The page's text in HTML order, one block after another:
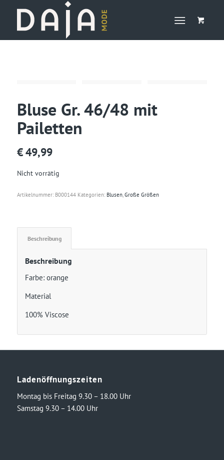
Bluse Gr. 46/48 mit
Pailetten
€49,99
Nicht vorrätig
Artikelnummer: B000144 Kategorien: Blusen,Große Größen
Beschreibung
Beschreibung
Farbe: orange
Material
100% Viscose
Ladenöffnungszeiten
Montag bis Freitag 9.30 – 18.00 Uhr
Samstag 9.30 – 14.00 Uhr